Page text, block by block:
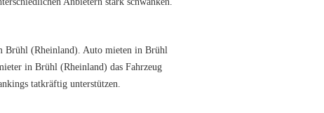
Brühl (Rheinland). Auto mieten in Brühl
in Brühl (Rheinland) das Fahrzeug
tatkräftig unterstützen.